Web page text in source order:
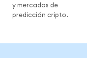
y mercados de
predicción cripto.